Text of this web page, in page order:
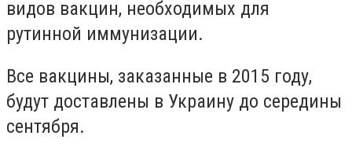
видов вакцин, необходимых для
рутинной иммунизации.
Все вакцины, заказанные в 2015 году,
будут доставлены в Украину до середины
сентября.